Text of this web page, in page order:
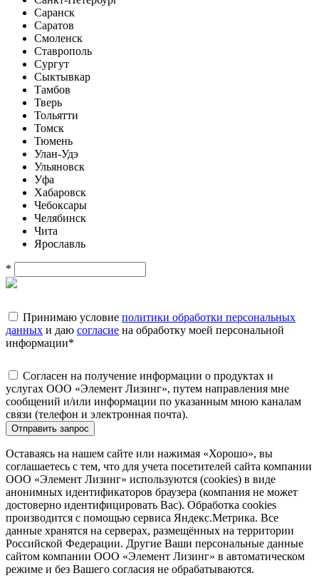
Саранск
Саратов
Смоленск
Ставрополь
Сургут
Сыктывкар
Тамбов
Тверь
Тольятти
Томск
Тюмень
Улан-Удэ
Ульяновск
Уфа
Хабаровск
Чебоксары
Челябинск
Чита
Ярославль
*
Принимаю условие политики обработки персональных
данных и даю согласие на обработку моей персональной
информации*
Согласен на получение информации о продуктах и
услугах ООО «Элемент Лизинг», путем направления мне
сообщений и/или информации по указанным мною каналам
связи (телефон и электронная почта).
Отправить запрос
Оставаясь на нашем сайте или нажимая «Хорошо», вы
соглашаетесь с тем, что для учета посетителей сайта компании
ООО «Элемент Лизинг» используются (cookies) в виде
анонимных идентификаторов браузера (компания не может
достоверно идентифицировать Вас). Обработка cookies
производится с помощью сервиса Яндекс.Метрика. Все
данные хранятся на серверах, размещённых на территории
Российской Федерации. Другие Ваши персональные данные
сайтом компании ООО «Элемент Лизинг» в автоматическом
режиме и без Вашего согласия не обрабатываются.